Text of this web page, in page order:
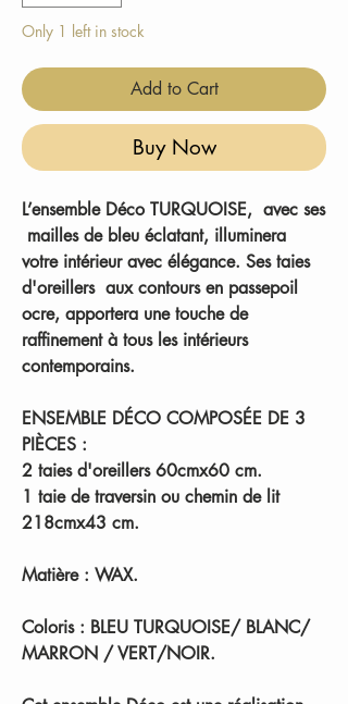
Only 1 left in stock
Add to Cart
Buy Now
L’ensemble Déco TURQUOISE, avec ses
mailles de bleu éclatant, illuminera
votre intérieur avec élégance. Ses taies
d'oreillers aux contours en passepoil
ocre, apportera une touche de
raffinement à tous les intérieurs
contemporains.
ENSEMBLE DÉCO COMPOSÉE DE 3
PIÈCES :
2 taies d'oreillers 60cmx60 cm.
1 taie de traversin ou chemin de lit
218cmx43 cm.
Matière : WAX.
Coloris : BLEU TURQUOISE/ BLANC/
MARRON / VERT/NOIR.